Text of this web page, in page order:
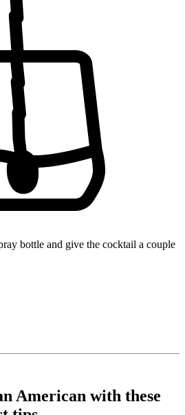
bottle and give the cocktail a couple
American with these